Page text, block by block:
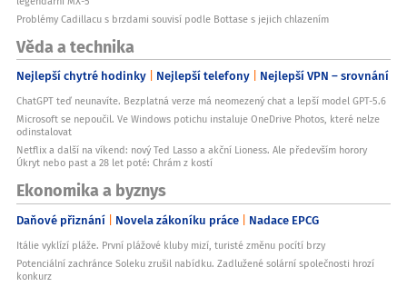
Problémy Cadillacu s brzdami souvisí podle Bottase s jejich chlazením
Věda a technika
Nejlepší chytré hodinky Nejlepší telefony Nejlepší VPN – srovnání
ChatGPT teď neunavíte. Bezplatná verze má neomezený chat a lepší model GPT-5.6
Microsoft se nepoučil. Ve Windows potichu instaluje OneDrive Photos, které nelze
odinstalovat
Netflix a další na víkend: nový Ted Lasso a akční Lioness. Ale především horory
Úkryt nebo past a 28 let poté: Chrám z kostí
Ekonomika a byznys
Daňové přiznání Novela zákoníku práce Nadace EPCG
Itálie vyklízí pláže. První plážové kluby mizí, turisté změnu pocítí brzy
Potenciální zachránce Soleku zrušil nabídku. Zadlužené solární společnosti hrozí
konkurz